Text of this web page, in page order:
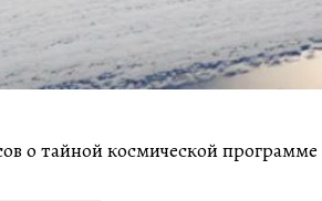
о тайной космической